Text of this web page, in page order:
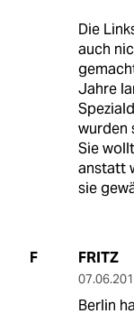
Die
auch
Jahre
wurden
Sie
anstatt
sie
F FRITZ
Berlin